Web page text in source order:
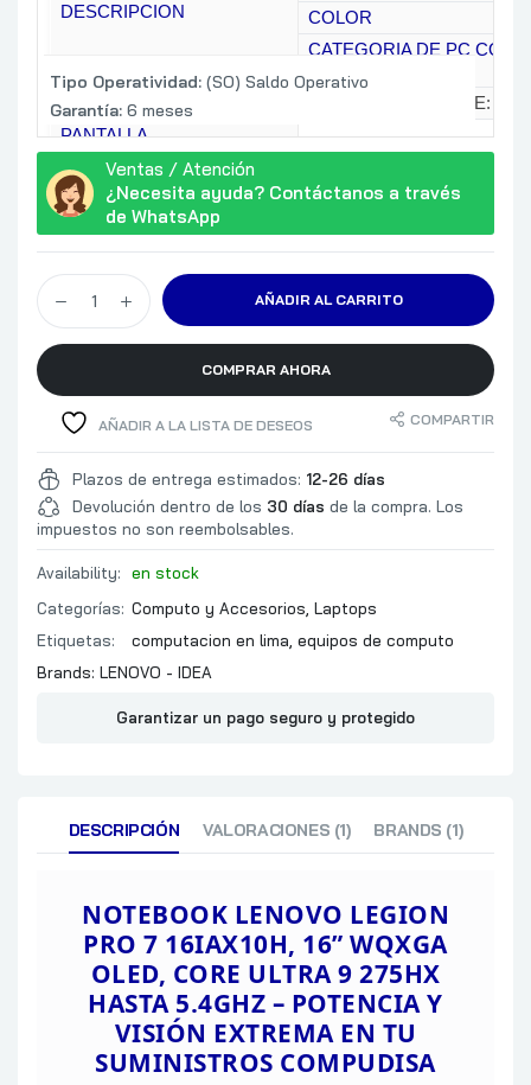
DESCRIPCION
COLOR
CATEGORIA DE PC CON
MATERIAL DEL CASE:
PANTALLA
CPU
PROCESADOR
NEURONAL (NPU)
OBSERVACIONES DE CPU
MEMORIA
TIPO
BUS
TIPO DE RANURA
EXPANSION MAXIMA
COMENTARIOS
ALMACENAMIENTO
INTERFAZ
COMENTARIOS
CHIPSET
SALIDAS
VELOCIDAD
BLUETOOTH
SONIDO
AUDIO HD / REALTEK
AMPLIFIER (AMP)
PARLANTE
PUERTOS
SI
Tipo Operatividad: (SO) Saldo Operativo
Garantía: 6 meses
Ventas / Atención
¿Necesita ayuda? Contáctanos a través
de WhatsApp
AÑADIR AL CARRITO
COMPRAR AHORA
AÑADIR A LA LISTA DE DESEOS COMPARTIR
Plazos de entrega estimados: 12-26 días
Devolución dentro de los 30 días de la compra. Los
impuestos no son reembolsables.
Availability:
en stock
Categorías: Computo y Accesorios Laptops
Etiquetas:
computacion en lima equipos de computo
Brands: LENOVO - IDEA
Garantizar un pago seguro y protegido
DESCRIPCIÓN VALORACIONES (1) BRANDS (1)
NOTEBOOK LENOVO LEGION
PRO 7 16IAX10H, 16” WQXGA
OLED, CORE ULTRA 9 275HX
HASTA 5.4GHZ – POTENCIA Y
VISIÓN EXTREMA EN TU
SUMINISTROS COMPUDISA